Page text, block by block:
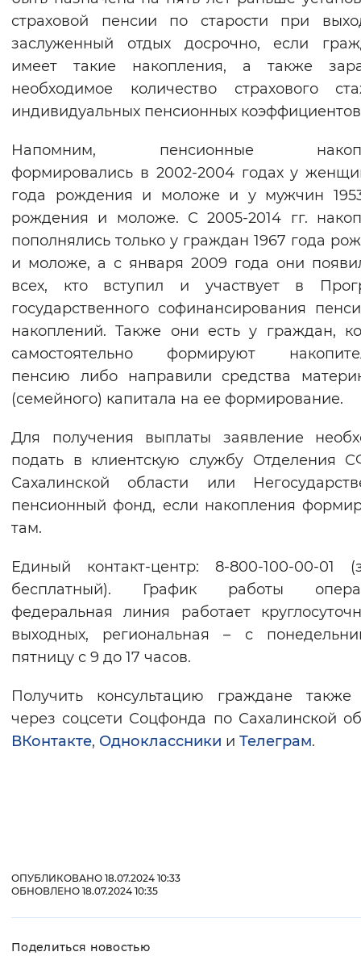
страховой пенсии по старости при
заслуженный отдых досрочно, если
имеет такие накопления, а также
необходимое количество страхового
индивидуальных пенсионных
Напомним, пенсионные
формировались в 2002-2004 годах у
года рождения и моложе и у мужчин
рождения и моложе. С 2005-2014 гг.
пополнялись только у граждан 1967 года
и моложе, а с января 2009 года они
всех, кто вступил и участвует в
государственного софинансирования
накоплений. Также они есть у граждан,
самостоятельно формируют
пенсию либо направили средства
(семейного) капитала на ее формирование.
Для получения выплаты заявление
подать в клиентскую службу Отделения
Сахалинской области или
пенсионный фонд, если накопления
там.
Единый контакт-центр: 8-800-100-00-01
бесплатный). График работы
федеральная линия работает
выходных, региональная – с
пятницу с 9 до 17 часов.
Получить консультацию граждане также
через соцсети Соцфонда по Сахалинской
ВКонтакте, Одноклассники и Телеграм.
ОПУБЛИКОВАНО 18.07.2024 10:33
ОБНОВЛЕНО 18.07.2024 10:35
Поделиться новостью